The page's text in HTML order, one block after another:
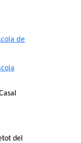
del